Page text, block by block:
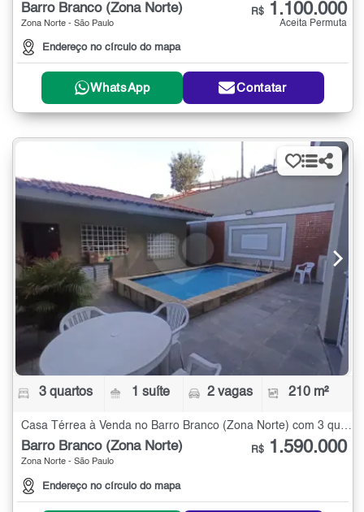
Barro Branco (Zona Norte)
Zona Norte - São Paulo
Endereço no círculo do mapa
R$ 1.100.000
Aceita Permuta
WhatsApp Contatar
3 quartos 1 suíte 2 vagas 210 m²
Casa Térrea à Venda no Barro Branco (Zona Norte) com 3 quartos - 210 m²
Barro Branco (Zona Norte)
Zona Norte - São Paulo
Endereço no círculo do mapa
R$ 1.590.000